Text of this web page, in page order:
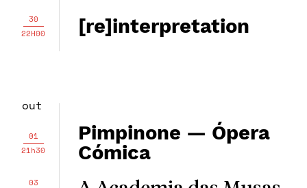
30
22H00
[re]interpretation
out
01
21h30
Pimpinone — Ópera
Cómica
03